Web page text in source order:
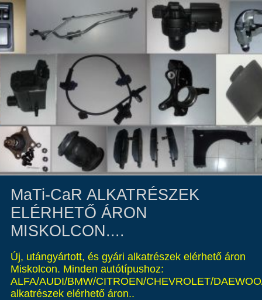
MaTi-CaR ALKATRÉSZEK
ELÉRHETŐ ÁRON
MISKOLCON....
Új, utángyártott, és gyári alkatrészek elérhető áron
Miskolcon. Minden autótípushoz:
ALFA/AUDI/BMW/CITROEN/CHEVROLET/
alkatrészek elérhető áron..